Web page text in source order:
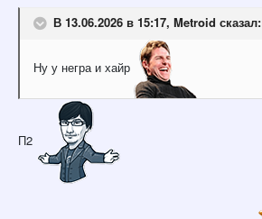
В 13.06.2026 в 15:17, Metroid сказал:
Ну у негра и хайр
П2